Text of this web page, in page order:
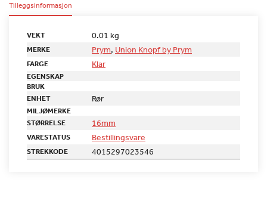
Tilleggsinformasjon
VEKT 0.01 kg
MERKE Prym, Union Knopf by Prym
FARGE Klar
EGENSKAP
BRUK
ENHET
Rør
MILJØMERKE
STØRRELSE
16mm
VARESTATUS Bestillingsvare
STREKKODE 4015297023546